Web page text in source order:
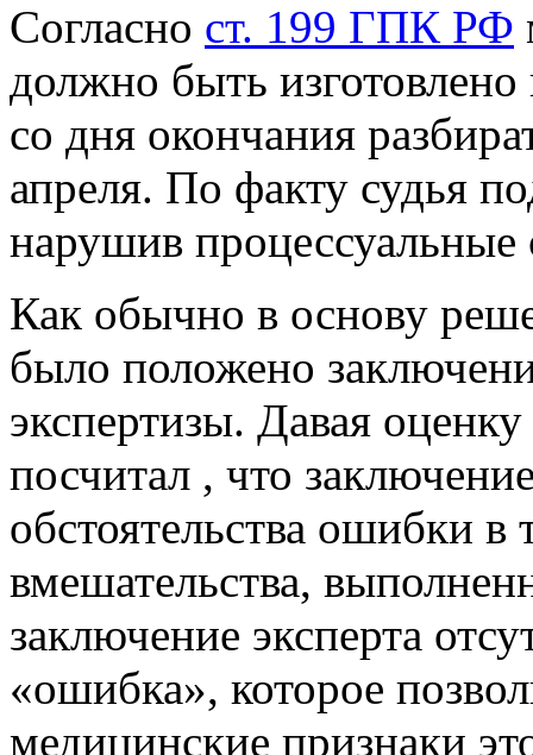
Согласно ст. 199 ГПК РФ
должно быть
со дня окончания
апреля. По факту судья
нарушив
Как обычно в основу
было положено
экспертизы. Давая
посчитал , что
обстоятельства ошибки в
вмешательства,
заключение эксперта
«ошибка», которое
медицинские признаки